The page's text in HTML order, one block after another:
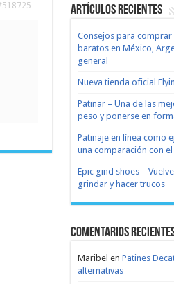
Artículos recientes
Consejos para
baratos en México,
general
Nueva tienda oficial
Patinar – Una de las
peso y ponerse en
Patinaje en línea como
una comparación con
Epic gind shoes –
grindar y hacer trucos
Comentarios
Maribel en Patines
alternativas